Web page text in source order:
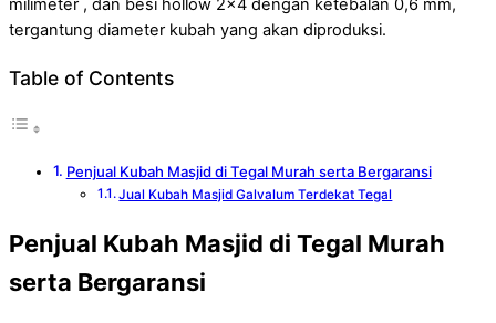
milimeter , dan besi hollow 2×4 dengan ketebalan 0,6 mm,
tergantung diameter kubah yang akan diproduksi.
Table of Contents
Penjual Kubah Masjid di Tegal Murah serta Bergaransi
Jual Kubah Masjid Galvalum Terdekat Tegal
Penjual Kubah Masjid di Tegal Murah
serta Bergaransi